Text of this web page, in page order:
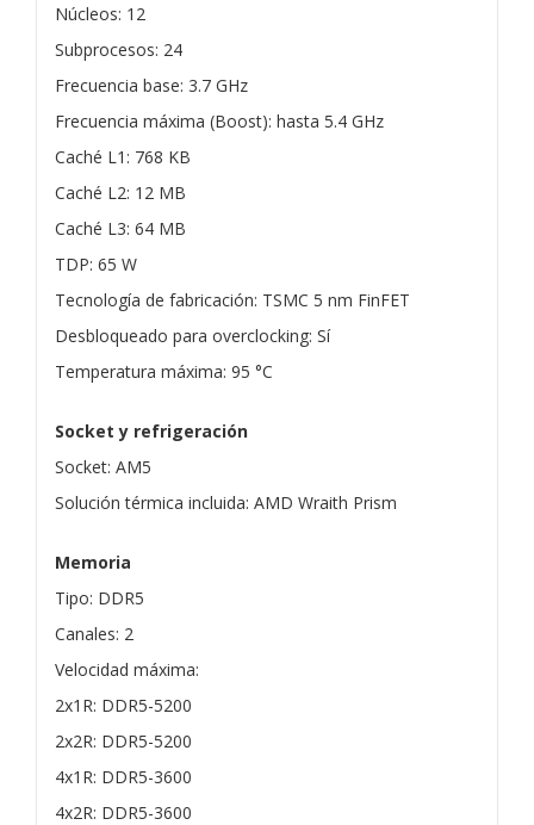
Núcleos: 12
Subprocesos: 24
Frecuencia base: 3.7 GHz
Frecuencia máxima (Boost): hasta 5.4 GHz
Caché L1: 768 KB
Caché L2: 12 MB
Caché L3: 64 MB
TDP: 65 W
Tecnología de fabricación: TSMC 5 nm FinFET
Desbloqueado para overclocking: Sí
Temperatura máxima: 95 °C
Socket y refrigeración
Socket: AM5
Solución térmica incluida: AMD Wraith Prism
Memoria
Tipo: DDR5
Canales: 2
Velocidad máxima:
2x1R: DDR5-5200
2x2R: DDR5-5200
4x1R: DDR5-3600
4x2R: DDR5-3600